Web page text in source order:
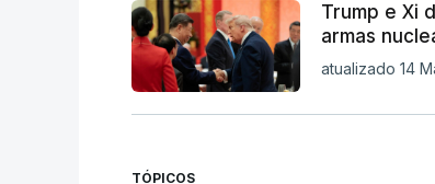
Trump e Xi
armas
atualizado 14
TÓPICOS